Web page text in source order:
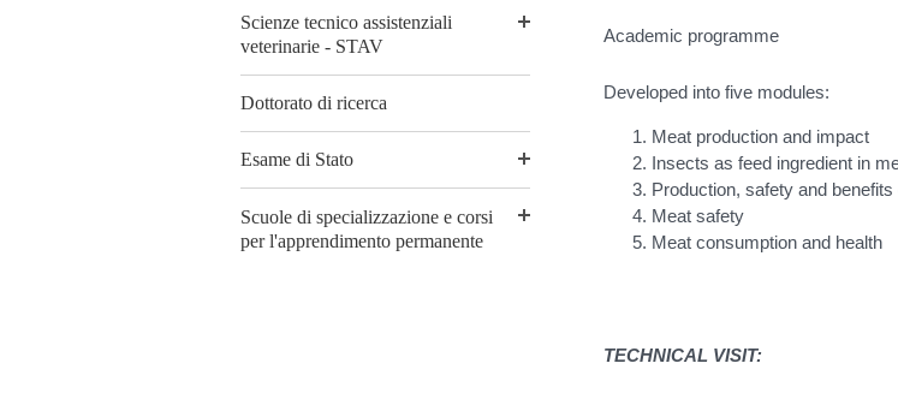
Scienze tecnico assistenziali
veterinarie - STAV
Dottorato di ricerca
Esame di Stato
Scuole di specializzazione e corsi
per l'apprendimento permanente
Academic programme
Developed into five modules:
Meat production and impact
Insects as feed ingredient in
Production, safety and
Meat safety
Meat consumption and health
TECHNICAL VISIT: